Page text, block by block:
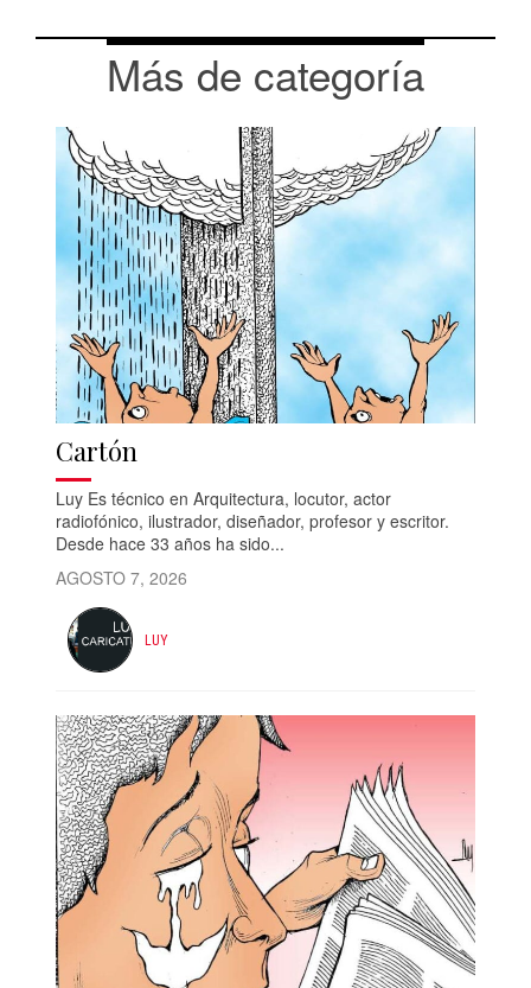
Más de categoría
Cartón
Luy Es técnico en Arquitectura, locutor, actor
radiofónico, ilustrador, diseñador, profesor y escritor.
Desde hace 33 años ha sido...
AGOSTO 7, 2026
LUY